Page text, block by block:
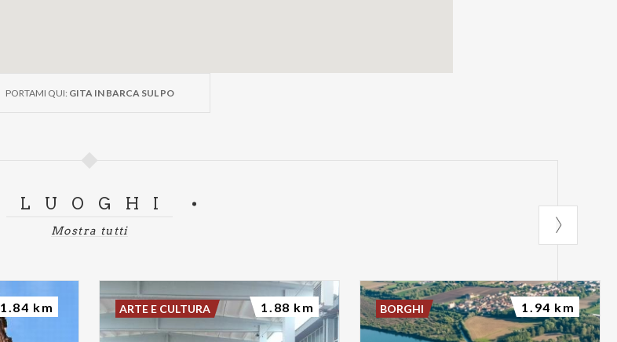
PORTAMI QUI: GITA IN BARCA SUL PO
LUOGHI
Mostra tutti
1.84 km ARTE E CULTURA 1.88 km BORGHI 1.94 km